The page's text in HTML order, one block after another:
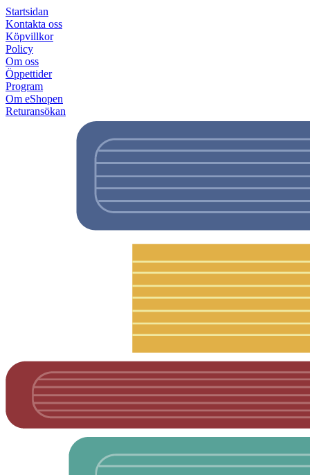
Startsidan
Kontakta oss
Köpvillkor
Policy
Om oss
Öppettider
Program
Om eShopen
Returansökan